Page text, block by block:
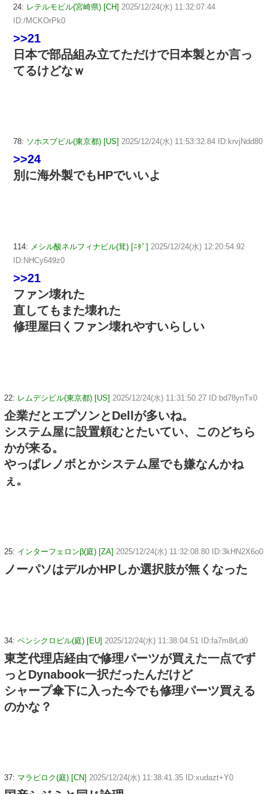
24: レテルモビル(宮崎県) [CH] 2025/12/24(水) 11:32:07.44
ID:/MCKOrPk0
>>21
日本で部品組み立てただけで日本製とか言っ
てるけどなｗ
78: ソホスブビル(東京都) [US] 2025/12/24(水) 11:53:32.84 ID:krvjNdd80
>>24
別に海外製でもHPでいいよ
114: メシル酸ネルフィナビル(茸) [ﾆﾀﾞ] 2025/12/24(水) 12:20:54.92
ID:NHCy649z0
>>21
ファン壊れた
直してもまた壊れた
修理屋曰くファン壊れやすいらしい
22: レムデシビル(東京都) [US] 2025/12/24(水) 11:31:50.27 ID:bd78ynTx0
企業だとエプソンとDellが多いね。
システム屋に設置頼むとたいてい、このどちら
かが来る。
やっぱレノボとかシステム屋でも嫌なんかね
ぇ。
25: インターフェロンβ(庭) [ZA] 2025/12/24(水) 11:32:08.80 ID:3kHN2X6o0
ノーパソはデルかHPしか選択肢が無くなった
34: ペンシクロビル(庭) [EU] 2025/12/24(水) 11:38:04.51 ID:fa7m8rLd0
東芝代理店経由で修理パーツが買えた一点でず
っとDynabook一択だったんだけど
シャープ傘下に入った今でも修理パーツ買える
のかな？
37: マラビロク(庭) [CN] 2025/12/24(水) 11:38:41.35 ID:xudazt+Y0